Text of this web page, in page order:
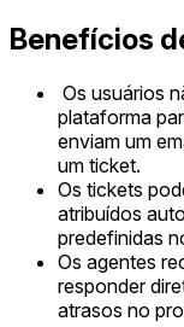
Benefícios
Os usuários
plataforma
enviam um
um ticket.
Os tickets
atribuídos
predefinidas
Os agentes
responder
atrasos no